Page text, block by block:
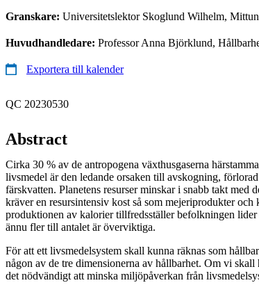
Granskare: Universitetslektor Skoglund Wilhelm,
Huvudhandledare: Professor Anna Björklund,
Exportera till kalender
QC 20230530
Abstract
Cirka 30 % av de antropogena växthusgaserna
livsmedel är den ledande orsaken till avskogning,
färskvatten. Planetens resurser minskar i snabb takt med
kräver en resursintensiv kost så som mejeriprodukter
produktionen av kalorier tillfredsställer befolkningen
ännu fler till antalet är överviktiga.
För att ett livsmedelsystem skall kunna räknas som
någon av de tre dimensionerna av hållbarhet. Om vi skall
det nödvändigt att minska miljöpåverkan från